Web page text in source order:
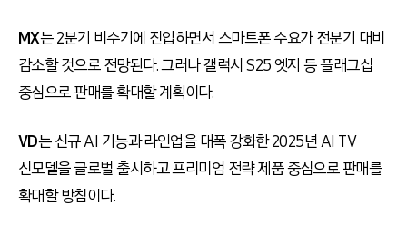
MX는 2분기 비수기에 진입하면서 스마트폰 수요가 전분기 대비
감소할 것으로 전망된다. 그러나 갤럭시 S25 엣지 등 플래그십
중심으로 판매를 확대할 계획이다.
VD는 신규 AI 기능과 라인업을 대폭 강화한 2025년 AI TV
신모델을 글로벌 출시하고 프리미엄 전략 제품 중심으로 판매를
확대할 방침이다.